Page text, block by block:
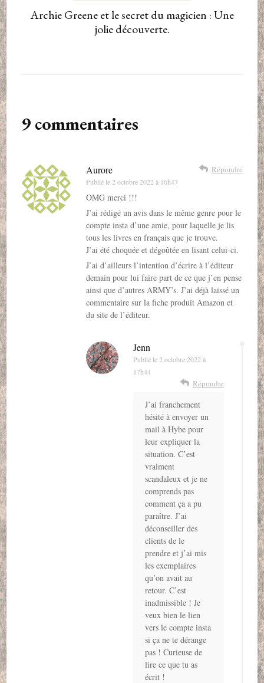
Archie Greene et le secret du magicien : Une
jolie découverte.
9 commentaires
Aurore
Publié le 2 octobre 2022 à 16h47
Répondre
OMG merci !!!
J’ai rédigé un avis dans le même genre pour le
compte insta d’une amie, pour laquelle je lis
tous les livres en français que je trouve.
J’ai été choquée et dégoûtée en lisant celui-ci.
J’ai d’ailleurs l’intention d’écrire à l’éditeur
demain pour lui faire part de ce que j’en pense
ainsi que d’autres ARMY’s. J’ai déjà laissé un
commentaire sur la fiche produit Amazon et
du site de l’éditeur.
Jenn
Publié le 2 octobre 2022 à
17h44
Répondre
J’ai franchement
hésité à envoyer un
mail à Hybe pour
leur expliquer la
situation. C’est
vraiment
scandaleux et je ne
comprends pas
comment ça a pu
paraître. J’ai
déconseiller des
clients de le
prendre et j’ai mis
les exemplaires
qu’on avait au
retour. C’est
inadmissible ! Je
veux bien le lien
vers le compte insta
si ça ne te dérange
pas ! Curieuse de
lire ce que tu as
écrit !